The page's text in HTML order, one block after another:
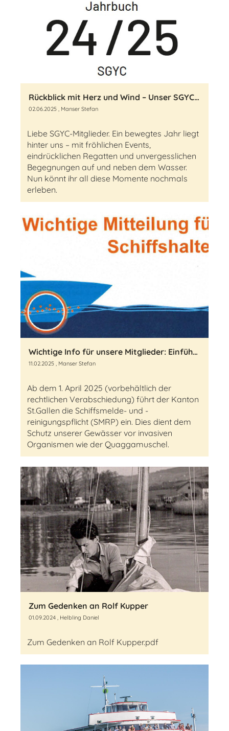
Rückblick mit Herz und Wind – Unser SGYC-Jahrbuch ist da!
02.06.2025 , Manser Stefan
Liebe SGYC-Mitglieder. Ein bewegtes Jahr liegt
hinter uns – mit fröhlichen Events,
eindrücklichen Regatten und unvergesslichen
Begegnungen auf und neben dem Wasser.
Nun könnt ihr all diese Momente nochmals
erleben.
Wichtige Info für unsere Mitglieder: Einführung der Schiffsmelde- und -reinigungspflicht im Kanton St.Gallen ab Frühling 2025
11.02.2025 , Manser Stefan
Ab dem 1. April 2025 (vorbehältlich der
rechtlichen Verabschiedung) führt der Kanton
St.Gallen die Schiffsmelde- und -
reinigungspflicht (SMRP) ein. Dies dient dem
Schutz unserer Gewässer vor invasiven
Organismen wie der Quaggamuschel.
Zum Gedenken an Rolf Kupper
01.09.2024 , Helbling Daniel
Zum Gedenken an Rolf Kupper.pdf